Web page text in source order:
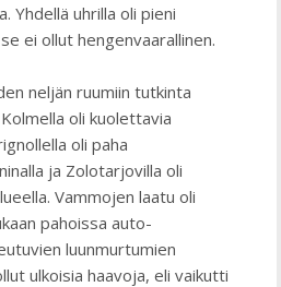
Yhdellä uhrilla oli pieni
ei ollut hengenvaarallinen.
neljän ruumiin tutkinta
oli kuolettavia
oli paha
ja Zolotarjovilla oli
Vammojen laatu oli
pahoissa auto-
luunmurtumien
ulkoisia haavoja, eli vaikutti